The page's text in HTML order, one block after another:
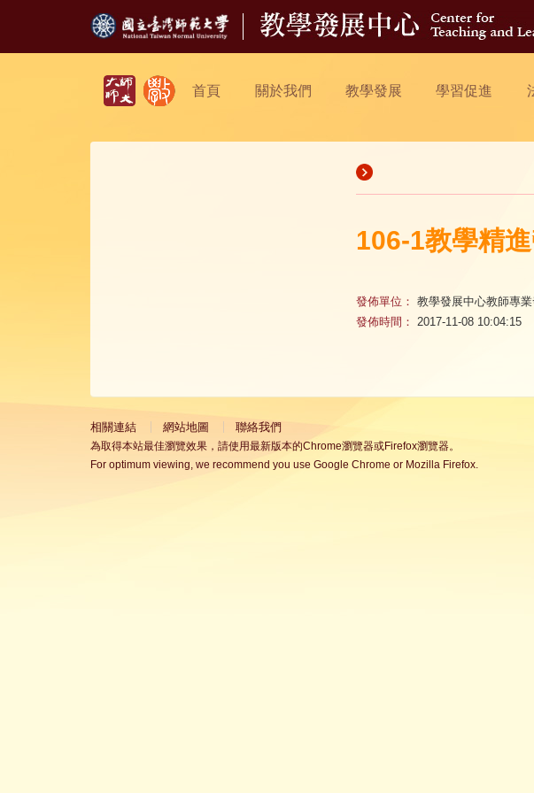
首頁 關於我們 教學發展 學習促進
106-1教學精
發佈單位： 教學發展中心教師專業
發佈時間： 2017-11-08 10:04:15
相關連結 網站地圖 聯絡我們
為取得本站最佳瀏覽效果，請使用最新版本的Chrome瀏覽器或Firefox瀏覽器。
For optimum viewing, we recommend you use Google Chrome or Mozilla Firefox.